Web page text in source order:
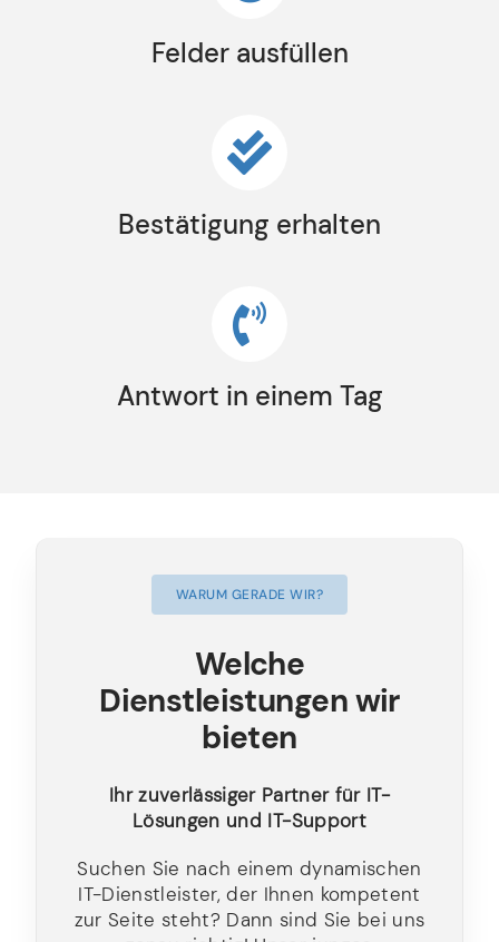
Felder ausfüllen
Bestätigung erhalten
Antwort in einem Tag
WARUM GERADE WIR?
Welche
Dienstleistungen wir
bieten
Ihr zuverlässiger Partner für IT-
Lösungen und IT-Support
Suchen Sie nach einem dynamischen
IT-Dienstleister, der Ihnen kompetent
zur Seite steht? Dann sind Sie bei uns